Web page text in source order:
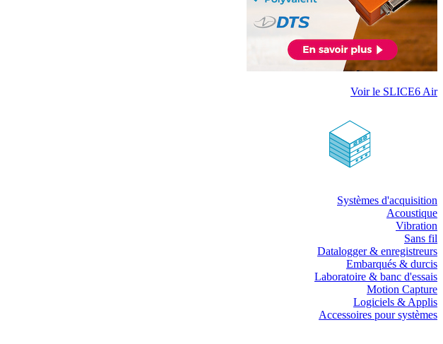
Voir le SLICE6 Air
Systèmes d'acquisition
Acoustique
Vibration
Sans fil
Datalogger & enregistreurs
Embarqués & durcis
Laboratoire & banc d'essais
Motion Capture
Logiciels & Applis
Accessoires pour systèmes